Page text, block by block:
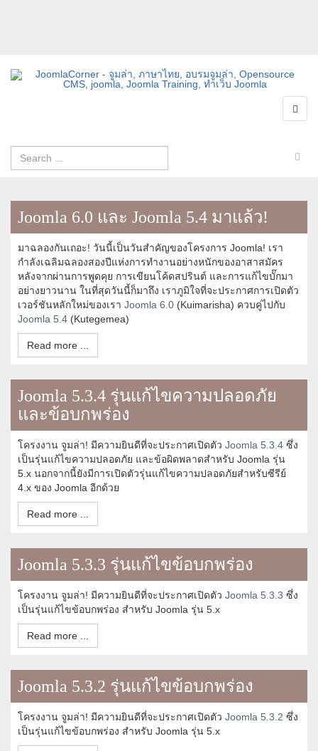
Joomla 6.0 และ Joomla 5.4 มาแล้ว!
มาฉลองกันเถอะ! วันนี้เป็นวันสำคัญของโครงการ Joomla! เรา
กำลังเฉลิมฉลองสองปีแห่งการทำงานอย่างหนักของอาสาสมัคร
หลังจากผ่านการพูดคุย การเขียนโค้ดสปรินต์ และการแก้ไขบั๊กมา
อย่างยาวนาน ในที่สุดวันนี้ก็มาถึง เราภูมิใจที่จะประกาศการเปิดตัว
เวอร์ชันหลักใหม่ของเรา Joomla 6.0 (Kuimarisha) ควบคู่ไปกับ
Joomla 5.4 (Kutegemea)
Read more ...
Joomla 5.3.4 รุ่นแก้ไขความปลอดภัย
และข้อบกพร่อง
โครงงาน จูมล่า! มีความยินดีที่จะประกาศเปิดตัว Joomla 5.3.4 ซึ่ง
เป็นรุ่นแก้ไขความปลอดภัย และข้อผิดพลาดสำหรับ Joomla รุ่น
5.x นอกจากนี้ยังมีการเปิดตัวรุ่นแก้ไขความปลอดภัยสำหรับซีรีย์
4.x ของ Joomla อีกด้วย
Read more ...
Joomla 5.3.3 รุ่นแก้ไขข้อบกพร่อง
โครงงาน จูมล่า! มีความยินดีที่จะประกาศเปิดตัว Joomla 5.3.3 ซึ่ง
เป็นรุ่นแก้ไขข้อบกพร่อง สำหรับ Joomla รุ่น 5.x
Read more ...
Joomla 5.3.2 รุ่นแก้ไขข้อบกพร่อง
โครงงาน จูมล่า! มีความยินดีที่จะประกาศเปิดตัว Joomla 5.3.2 ซึ่ง
เป็นรุ่นแก้ไขข้อบกพร่อง สำหรับ Joomla รุ่น 5.x